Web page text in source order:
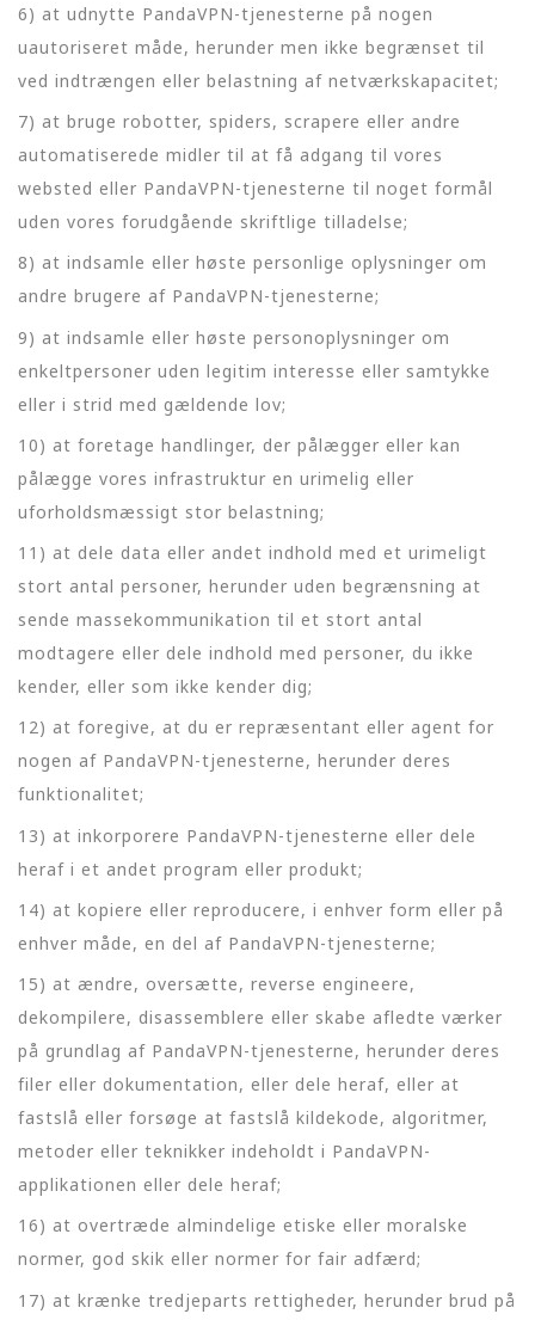
6) at udnytte PandaVPN-tjenesterne på nogen
uautoriseret måde, herunder men ikke begrænset til
ved indtrængen eller belastning af netværkskapacitet;
7) at bruge robotter, spiders, scrapere eller andre
automatiserede midler til at få adgang til vores
websted eller PandaVPN-tjenesterne til noget formål
uden vores forudgående skriftlige tilladelse;
8) at indsamle eller høste personlige oplysninger om
andre brugere af PandaVPN-tjenesterne;
9) at indsamle eller høste personoplysninger om
enkeltpersoner uden legitim interesse eller samtykke
eller i strid med gældende lov;
10) at foretage handlinger, der pålægger eller kan
pålægge vores infrastruktur en urimelig eller
uforholdsmæssigt stor belastning;
11) at dele data eller andet indhold med et urimeligt
stort antal personer, herunder uden begrænsning at
sende massekommunikation til et stort antal
modtagere eller dele indhold med personer, du ikke
kender, eller som ikke kender dig;
12) at foregive, at du er repræsentant eller agent for
nogen af PandaVPN-tjenesterne, herunder deres
funktionalitet;
13) at inkorporere PandaVPN-tjenesterne eller dele
heraf i et andet program eller produkt;
14) at kopiere eller reproducere, i enhver form eller på
enhver måde, en del af PandaVPN-tjenesterne;
15) at ændre, oversætte, reverse engineere,
dekompilere, disassemblere eller skabe afledte værker
på grundlag af PandaVPN-tjenesterne, herunder deres
filer eller dokumentation, eller dele heraf, eller at
fastslå eller forsøge at fastslå kildekode, algoritmer,
metoder eller teknikker indeholdt i PandaVPN-
applikationen eller dele heraf;
16) at overtræde almindelige etiske eller moralske
normer, god skik eller normer for fair adfærd;
17) at krænke tredjeparts rettigheder, herunder brud på